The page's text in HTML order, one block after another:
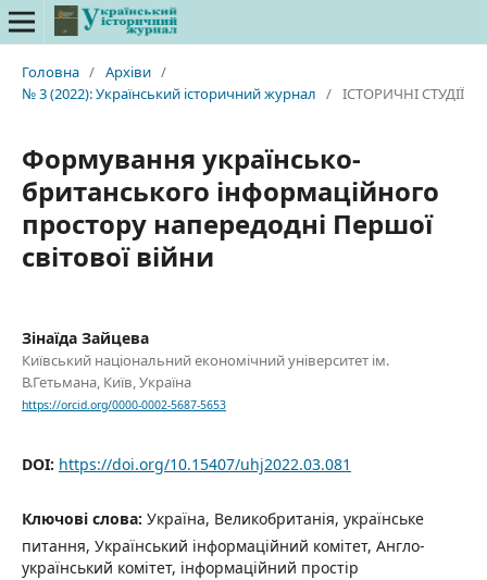
Головна / Архіви /
№ 3 (2022): Український історичний журнал / ІСТОРИЧНІ СТУДІЇ
Формування українсько-
британського інформаційного
простору напередодні Першої
світової війни
Зінаїда Зайцева
Київський національний економічний університет ім.
В.Гетьмана, Київ, Україна
https://orcid.org/0000-0002-5687-5653
DOI: https://doi.org/10.15407/uhj2022.03.081
Ключові слова: Україна, Великобританія, українське
питання, Український інформаційний комітет, Англо-
український комітет, інформаційний простір